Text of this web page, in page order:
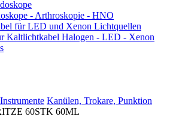
- Arthroskopie - HNO
für LED und Xenon Lichtquellen
Kaltlichtkabel Halogen - LED - Xenon
Kanülen, Trokare, Punktion
60STK 60ML